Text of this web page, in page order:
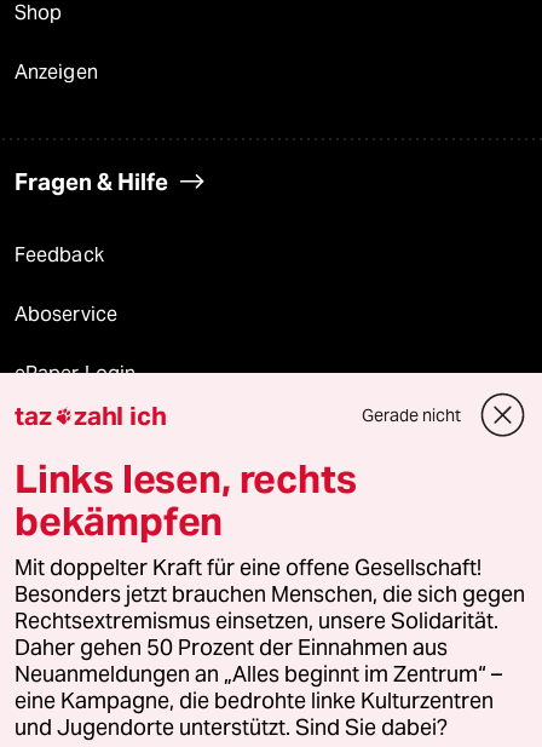
Shop
Anzeigen
Fragen & Hilfe
Feedback
Aboservice
ePaper Login
Downloads für Abonnierende
© 2026 taz Verlags und Vertriebs GmbH
Alle Rechte vorbehalten. Bei rechtlichen Fragen oder für Genehmigungen
wenden Sie sich bitte an lizenzen@taz.de
Feedback Redaktionsstatut Kommune-Richtlinien
Leitlinie Informant Datenschutz Impressum AGB
taz zahl ich Gerade nicht
Links lesen, rechts
bekämpfen
Mit doppelter Kraft für eine offene Gesellschaft!
Besonders jetzt brauchen Menschen, die sich gegen
Rechtsextremismus einsetzen, unsere Solidarität.
Daher gehen 50 Prozent der Einnahmen aus
Neuanmeldungen an „Alles beginnt im Zentrum“ –
eine Kampagne, die bedrohte linke Kulturzentren
und Jugendorte unterstützt. Sind Sie dabei?